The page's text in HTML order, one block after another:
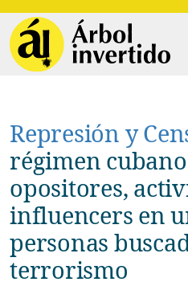
Represión y
régimen
opositores,
influencers en
personas
terrorismo